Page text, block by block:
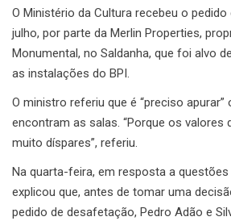
O Ministério da Cultura recebeu o
julho, por parte da Merlin Properties,
Monumental, no Saldanha, que foi alvo
as instalações do BPI.
O ministro referiu que é “preciso
encontram as salas. “Porque os valores
muito díspares”, referiu.
Na quarta-feira, em resposta a
explicou que, antes de tomar uma
pedido de desafetação, Pedro Adão e